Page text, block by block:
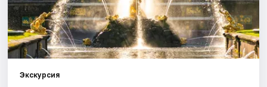
Экскурсия